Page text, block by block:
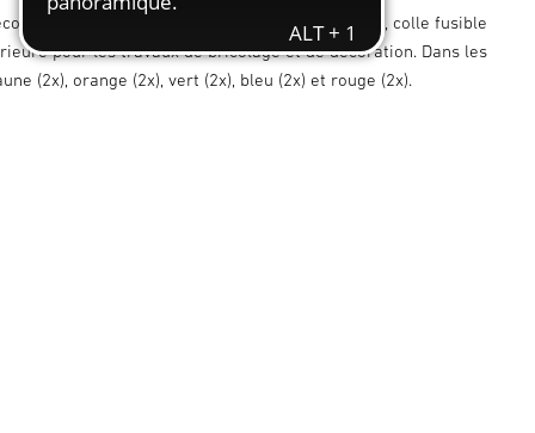
250 g. Bâtons de colle colorée Ø 11 mm, colle fusible
pour les travaux de bricolage et de décoration. Dans les
(2x), orange (2x), vert (2x), bleu (2x) et rouge (2x).